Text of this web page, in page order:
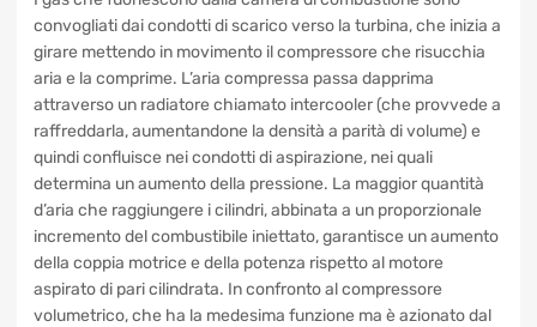
convogliati dai condotti di scarico verso la turbina, che inizia a
girare mettendo in movimento il compressore che risucchia
aria e la comprime. L’aria compressa passa dapprima
attraverso un radiatore chiamato intercooler (che provvede a
raffreddarla, aumentandone la densità a parità di volume) e
quindi confluisce nei condotti di aspirazione, nei quali
determina un aumento della pressione. La maggior quantità
d’aria che raggiungere i cilindri, abbinata a un proporzionale
incremento del combustibile iniettato, garantisce un aumento
della coppia motrice e della potenza rispetto al motore
aspirato di pari cilindrata. In confronto al compressore
volumetrico, che ha la medesima funzione ma è azionato dal